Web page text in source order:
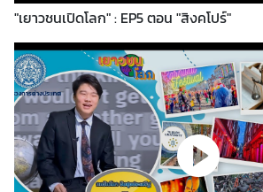
ป
ร
ะ
ก
า
ศ
แ
"เยาวชนเปิดโลก" : EP5 ตอน "สิงคโปร์"